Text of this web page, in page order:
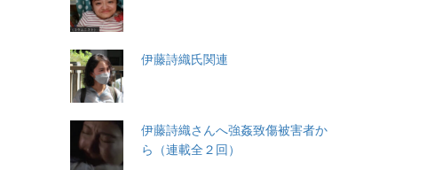
伊藤詩織氏関連
伊藤詩織さんへ強姦致傷被害者か
ら（連載全２回）